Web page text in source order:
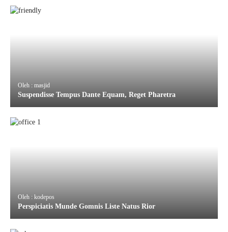
Oleh : masjid
Suspendisse Tempus Dante Equam, Reget Pharetra
Oleh : kodepos
Perspiciatis Munde Gomnis Liste Natus Rior